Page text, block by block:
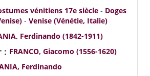
vénitiens 17e siècle - Doges
- Venise (Vénétie, Italie)
Ferdinando (1842-1911)
: FRANCO, Giacomo (1556-1620)
Ferdinando